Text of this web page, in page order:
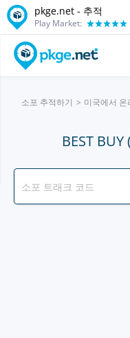
pkge.net - 추적
Play Market:
소포 추적하기 미국에서 온
BEST